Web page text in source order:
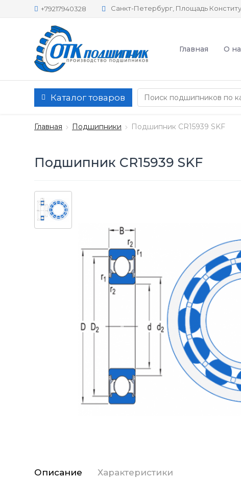
+79217940328 Санкт-Петербург, Площадь
Главная О
Каталог товаров
Главная Подшипники Подшипник CR15939 SKF
Подшипник CR15939 SKF
Описание Характеристики